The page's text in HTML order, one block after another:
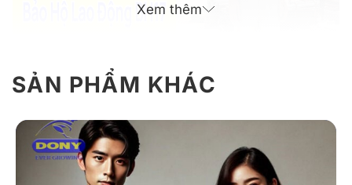
Xem thêm
SẢN PHẨM KHÁC